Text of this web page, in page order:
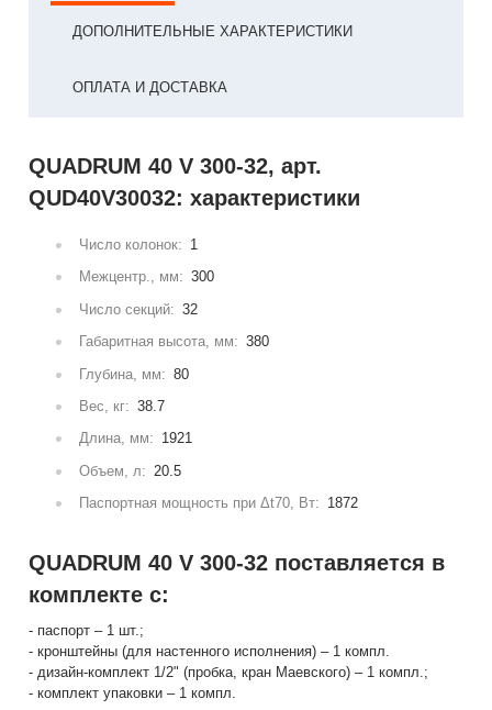
ДОПОЛНИТЕЛЬНЫЕ ХАРАКТЕРИСТИКИ
ОПЛАТА И ДОСТАВКА
QUADRUM 40 V 300-32, арт.
QUD40V30032: характеристики
Число колонок: 1
Межцентр., мм: 300
Число секций: 32
Габаритная высота, мм: 380
Глубина, мм: 80
Вес, кг: 38.7
Длина, мм: 1921
Объем, л: 20.5
Паспортная мощность при Δt70, Вт: 1872
QUADRUM 40 V 300-32 поставляется в
комплекте с:
- паспорт – 1 шт.;
- кронштейны (для настенного исполнения) – 1 компл.
- дизайн-комплект 1/2" (пробка, кран Маевского) – 1 компл.;
- комплект упаковки – 1 компл.